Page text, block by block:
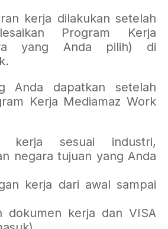
kerja dilakukan setelah
Program Kerja
yang Anda pilih) di
Anda dapatkan setelah
Kerja Mediamaz Work
kerja sesuai industri,
negara tujuan yang Anda
kerja dari awal sampai
dokumen kerja dan VISA